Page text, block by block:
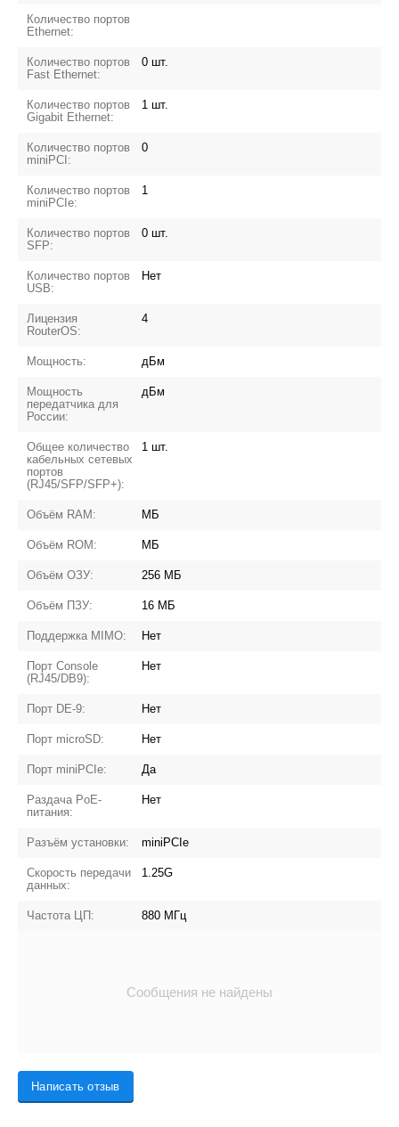
Количество портов
Ethernet:
Количество портов
Fast Ethernet:
0 шт.
Количество портов
Gigabit Ethernet:
1 шт.
Количество портов
miniPCI:
0
Количество портов
miniPCIe:
1
Количество портов
SFP:
0 шт.
Количество портов
USB:
Нет
Лицензия
RouterOS:
4
Мощность: дБм
Мощность
передатчика для
России:
дБм
Общее количество
кабельных сетевых
портов
(RJ45/SFP/SFP+):
1 шт.
Объём RAM: МБ
Объём ROM: МБ
Объём ОЗУ: 256 МБ
Объём ПЗУ: 16 МБ
Поддержка MIMO: Нет
Порт Console
(RJ45/DB9):
Нет
Порт DE-9: Нет
Порт microSD: Нет
Порт miniPCIe: Да
Раздача PoE-
питания:
Нет
Разъём установки: miniPCIe
Скорость передачи
данных:
1.25G
Частота ЦП: 880 МГц
Сообщения не найдены
Написать отзыв